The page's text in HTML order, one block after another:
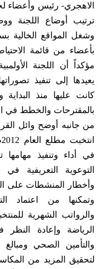
الاهجري- رئيس وأعضاء
ترتيب أوضاع اللجنة
وشغل المواقع
بأعضاء من قائمة
مؤكداً أن اللجنة
يعيدها إلى تنفيذ
كانت عليها منذ
بالمقترحات والخطط في
من جانبه أوضح وائل
في أداء وتنفيذ مهامها
التوعوية التعريفية
وأخطار المنشطات على
وتمكنها من اعتماد
والرواتب الشهرية
الرياضة وإعادة
والتأمين الصحي ومبالغ
لتحقيق المزيد من